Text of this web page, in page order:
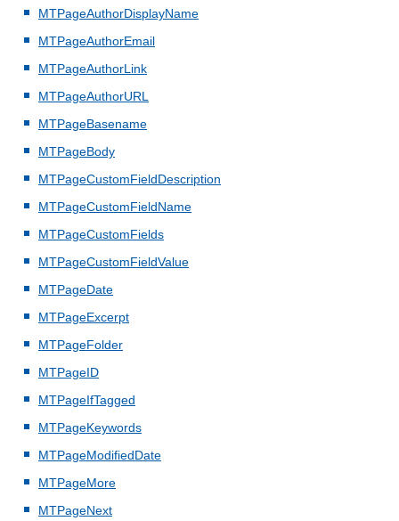
MTPageAuthorDisplayName
MTPageAuthorEmail
MTPageAuthorLink
MTPageAuthorURL
MTPageBasename
MTPageBody
MTPageCustomFieldDescription
MTPageCustomFieldName
MTPageCustomFields
MTPageCustomFieldValue
MTPageDate
MTPageExcerpt
MTPageFolder
MTPageID
MTPageIfTagged
MTPageKeywords
MTPageModifiedDate
MTPageMore
MTPageNext